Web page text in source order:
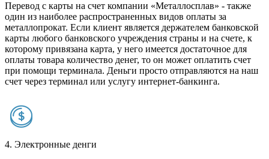
Перевод с карты на счет компании «Металлосплав» - также
один из наиболее распространенных видов оплаты за
металлопрокат. Если клиент является держателем банковской
карты любого банковского учреждения страны и на счете, к
которому привязана карта, у него имеется достаточное для
оплаты товара количество денег, то он может оплатить счет
при помощи терминала. Деньги просто отправляются на наш
счет через терминал или услугу интернет-банкинга.
4. Электронные денги